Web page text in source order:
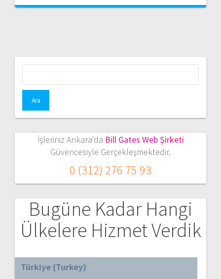
İşleriniz Ankara'da Bill Gates Web Şirketi
Güvencesiyle Gerçekleşmektedir.
0 (312) 276 75 93
Bugüne Kadar Hangi
Ülkelere Hizmet Verdik
Türkiye (Turkey)